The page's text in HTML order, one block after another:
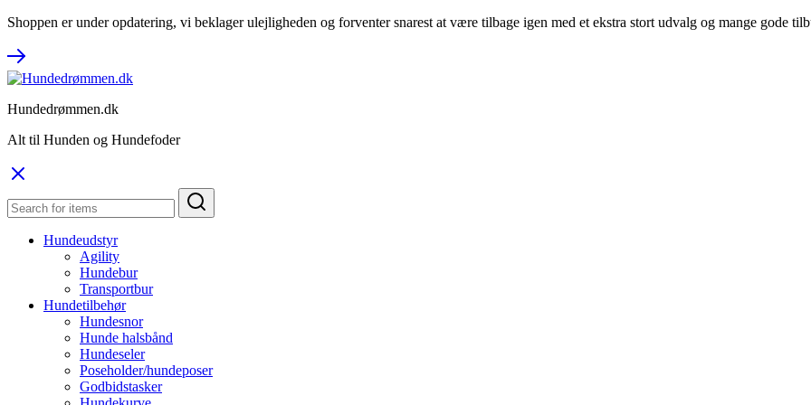
Shoppen er under opdatering, vi beklager ulejligheden og forventer snarest at være tilbage igen med et ekstra stort udvalg og mange gode
Hundedrømmen.dk
Alt til Hunden og Hundefoder
Hundeudstyr
Agility
Hundebur
Transportbur
Hundetilbehør
Hundesnor
Hunde halsbånd
Hundeseler
Poseholder/hundeposer
Godbidstasker